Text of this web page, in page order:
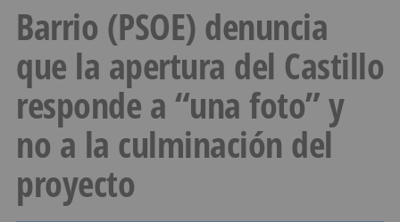
Barrio (PSOE) denuncia
que la apertura del Castillo
responde a “una foto” y
no a la culminación del
proyecto